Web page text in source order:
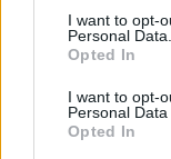
consent section.
I want to opt-
Personal Data.
Opted In
I want to opt-
Personal Data
Opted In
Share this
Διεθνής Κουζίνα